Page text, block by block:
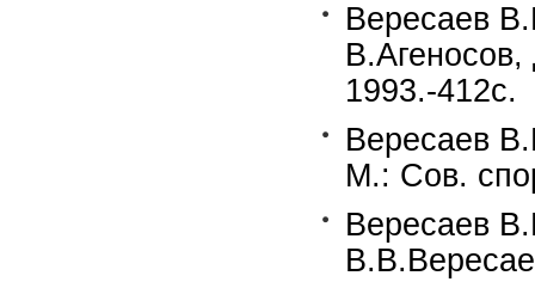
Вересаев
1993.-412c.
Вересаев
М.: Сов.
Вересаев